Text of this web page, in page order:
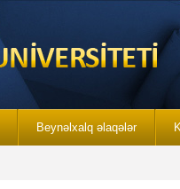
Beynəlxalq əlaqələr